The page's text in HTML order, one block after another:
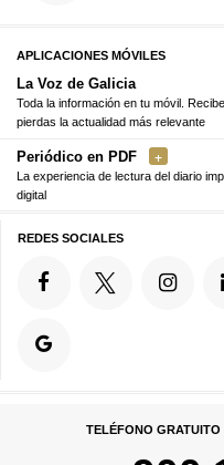
APLICACIONES MÓVILES
La Voz de Galicia
Toda la información en tu móvil.
pierdas la actualidad más relevante
Periódico en PDF
La experiencia de lectura del diario
digital
REDES SOCIALES
TELÉFONO